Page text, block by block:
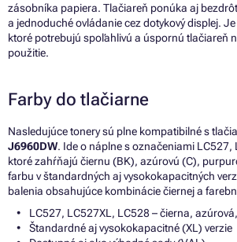
zásobníka papiera. Tlačiareň ponúka aj
a jednoduché ovládanie cez dotykový displej.
ktoré potrebujú spoľahlivú a úspornú tlačiareň
použitie.
Farby do tlačiarne
Nasledujúce tonery sú plne kompatibilné s
J6960DW. Ide o náplne s označeniami LC527,
ktoré zahŕňajú čiernu (BK), azúrovú (C),
farbu v štandardných aj vysokokapacitných
balenia obsahujúce kombinácie čiernej a
LC527, LC527XL, LC528 – čierna,
Štandardné aj vysokokapacitné (XL) verzie